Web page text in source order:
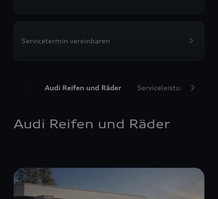
Servicetermin vereinbaren
Audi Reifen und Räder Serviceleistungen
Audi Reifen und Räder